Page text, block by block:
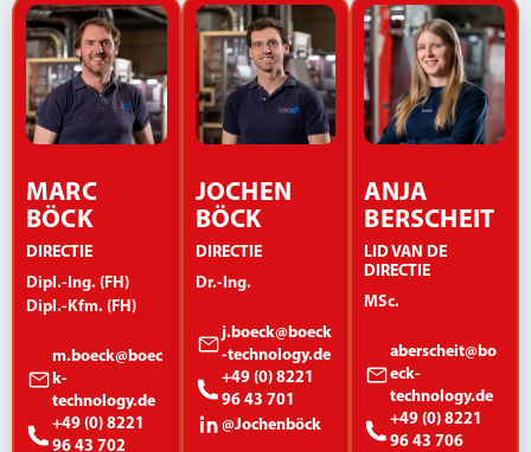
glanzend oppervlak te realiseren.
slakverwijdering, voorslijpen, ontbramen, kanten
afronden, oxideverwijdering en
oppervlakteafwerking vermindert nabewerking en
ondersteunt reproduceerbare onderdeelcondities
en consistente rand- en oppervlakte-
MARC
BÖCK
DIRECTIE
Dipl.-Ing. (FH)
Dipl.-Kfm. (FH)
m.boeck@boec
k-
technology.de
+49 (0) 8221
96 43 702
JOCHEN
BÖCK
DIRECTIE
Dr.-Ing.
j.boeck@boeck
-technology.de
+49 (0) 8221
96 43 701
@Jochenböck
ANJA
BERSCHEIT
LID VAN DE
DIRECTIE
MSc.
aberscheit@bo
eck-
technology.de
+49 (0) 8221
96 43 706